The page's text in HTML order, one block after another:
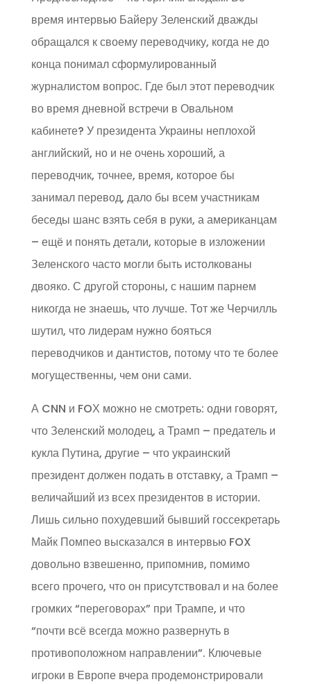
время интервью Байеру Зеленский дважды
обращался к своему переводчику, когда не до
конца понимал сформулированный
журналистом вопрос. Где был этот переводчик
во время дневной встречи в Овальном
кабинете? У президента Украины неплохой
английский, но и не очень хороший, а
переводчик, точнее, время, которое бы
занимал перевод, дало бы всем участникам
беседы шанс взять себя в руки, а американцам
– ещё и понять детали, которые в изложении
Зеленского часто могли быть истолкованы
двояко. С другой стороны, с нашим парнем
никогда не знаешь, что лучше. Тот же Черчилль
шутил, что лидерам нужно бояться
переводчиков и дантистов, потому что те более
могущественны, чем они сами.
А CNN и FOХ можно не смотреть: одни говорят,
что Зеленский молодец, а Трамп – предатель и
кукла Путина, другие – что украинский
президент должен подать в отставку, а Трамп –
величайший из всех президентов в истории.
Лишь сильно похудевший бывший госсекретарь
Майк Помпео высказался в интервью FOX
довольно взвешенно, припомнив, помимо
всего прочего, что он присутствовал и на более
громких “переговорах” при Трампе, и что
“почти всё всегда можно развернуть в
противоположном направлении”. Ключевые
игроки в Европе вчера продемонстрировали